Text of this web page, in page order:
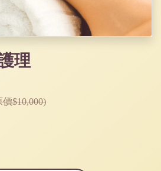
理
價$10,000)